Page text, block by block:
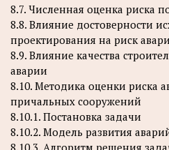
8.7. Численная оценка риска
8.8. Влияние достоверности
проектирования на риск
8.9. Влияние качества
аварии
8.10. Методика оценки риска
причальных сооружений
8.10.1. Постановка задачи
8.10.2. Модель развития
8.10.3. Алгоритм решения